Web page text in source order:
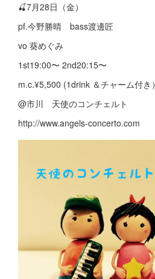
🍒7月28日（金）
pf.今野勝晴 bass渡邊匠
vo 葵めぐみ
1st19:00〜 2nd20:15〜
m.c.¥5,500 (1drink ＆チャーム付き）
@市川 天使のコンチェルト
http://www.angels-concerto.com